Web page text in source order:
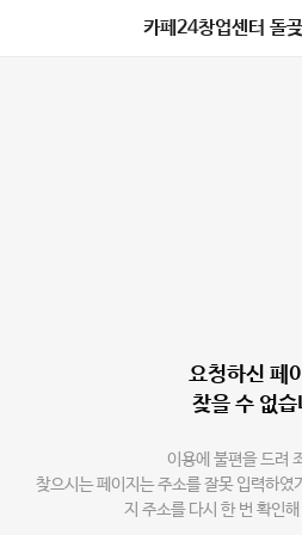
카페24창업센터 돌
요청하신 페
찾을 수 없습
이용에 불편을 드려
찾으시는 페이지는 주소를 잘못 입력하였
지 주소를 다시 한 번 확인